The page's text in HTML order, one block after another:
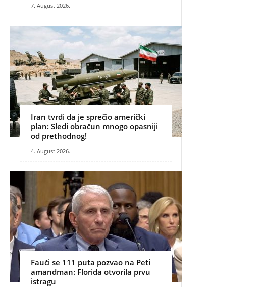
7. August 2026.
Iran tvrdi da je sprečio američki
plan: Sledi obračun mnogo opasniji
od prethodnog!
4. August 2026.
Fauči se 111 puta pozvao na Peti
amandman: Florida otvorila prvu
istragu